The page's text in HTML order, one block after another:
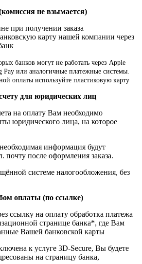
не взымается)
при получении заказа
карту нашей компании через
банков могут не работать через Apple
Pay или аналогичные платежные системы.
оплаты используйте пластиковую карту
для юридических лиц
на оплату Вам необходимо
юридического лица, на которое
информация будут
почту после оформления заказа.
системе налогообложения, без
оплаты (по ссылке)
ссылку на оплату обработка платежа
странице банка*, где Вам
Вашей банковской карты
к услуге 3D-Secure, Вы будете
на страницу банка,